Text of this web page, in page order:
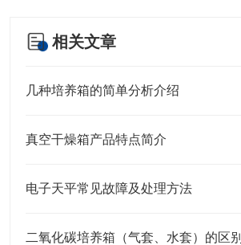
相关文章
几种培养箱的简单分析介绍
真空干燥箱产品特点简介
电子天平常见故障及处理方法
二氧化碳培养箱（气套、水套）的区别